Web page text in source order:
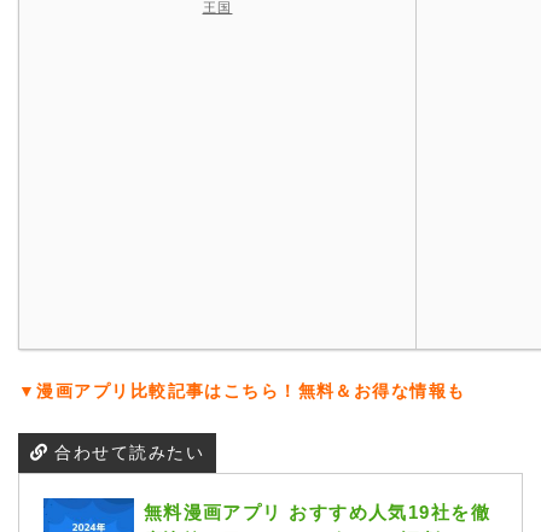
王国
▼漫画アプリ比較記事はこちら！無料＆お得な情報も
合わせて読みたい
無料漫画アプリ おすすめ人気19社を徹